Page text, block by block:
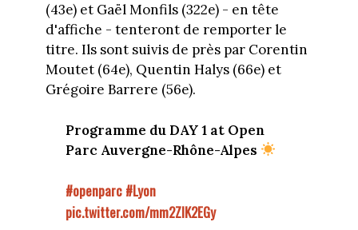
(43e) et Gaël Monfils (322e) - en tête
d'affiche - tenteront de remporter le
titre. Ils sont suivis de près par Corentin
Moutet (64e), Quentin Halys (66e) et
Grégoire Barrere (56e).
Programme du DAY 1 at Open
Parc Auvergne-Rhône-Alpes
#openparc #Lyon
pic.twitter.com/mm2ZIK2EGy